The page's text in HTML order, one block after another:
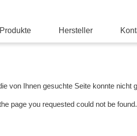
Produkte Hersteller
von Ihnen gesuchte Seite konnte nicht
page you requested could not be found.